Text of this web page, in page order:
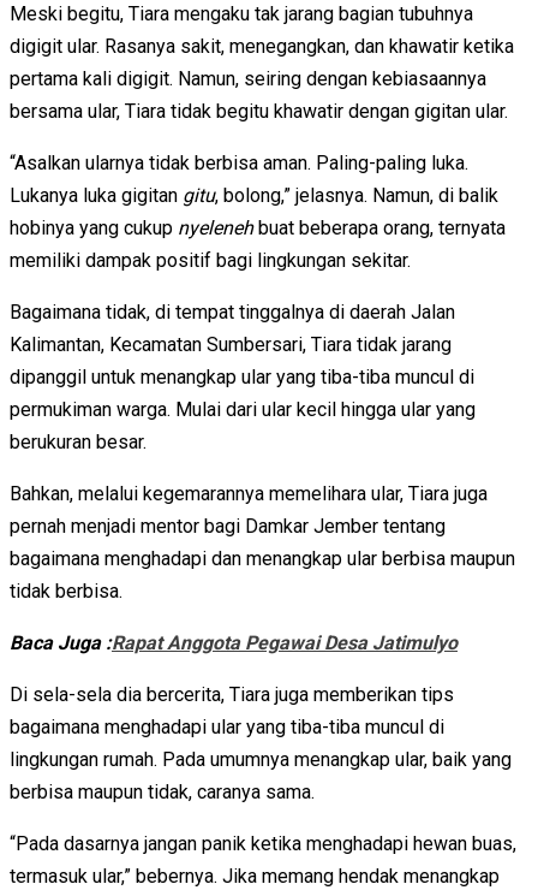
Meski begitu, Tiara mengaku tak jarang bagian tubuhnya
digigit ular. Rasanya sakit, menegangkan, dan khawatir ketika
pertama kali digigit. Namun, seiring dengan kebiasaannya
bersama ular, Tiara tidak begitu khawatir dengan gigitan ular.
“Asalkan ularnya tidak berbisa aman. Paling-paling luka.
Lukanya luka gigitan gitu, bolong,” jelasnya. Namun, di balik
hobinya yang cukup nyelenehbuat beberapa orang, ternyata
memiliki dampak positif bagi lingkungan sekitar.
Bagaimana tidak, di tempat tinggalnya di daerah Jalan
Kalimantan, Kecamatan Sumbersari, Tiara tidak jarang
dipanggil untuk menangkap ular yang tiba-tiba muncul di
permukiman warga. Mulai dari ular kecil hingga ular yang
berukuran besar.
Bahkan, melalui kegemarannya memelihara ular, Tiara juga
pernah menjadi mentor bagi Damkar Jember tentang
bagaimana menghadapi dan menangkap ular berbisa maupun
tidak berbisa.
Baca Juga :Rapat Anggota Pegawai Desa Jatimulyo
Di sela-sela dia bercerita, Tiara juga memberikan tips
bagaimana menghadapi ular yang tiba-tiba muncul di
lingkungan rumah. Pada umumnya menangkap ular, baik yang
berbisa maupun tidak, caranya sama.
“Pada dasarnya jangan panik ketika menghadapi hewan buas,
termasuk ular,” bebernya. Jika memang hendak menangkap